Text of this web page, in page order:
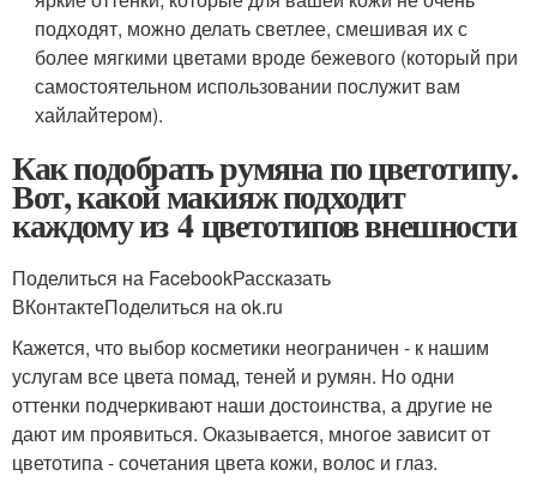
подходят, можно делать светлее, смешивая их с
более мягкими цветами вроде бежевого (который при
самостоятельном использовании послужит вам
хайлайтером).
Как подобрать румяна по цветотипу.
Вот, какой макияж подходит
каждому из 4 цветотипов внешности
Поделиться на FacebookРассказать
ВКонтактеПоделиться на ok.ru
Кажется, что выбор косметики неограничен - к нашим
услугам все цвета помад, теней и румян. Но одни
оттенки подчеркивают наши достоинства, а другие не
дают им проявиться. Оказывается, многое зависит от
цветотипа - сочетания цвета кожи, волос и глаз.